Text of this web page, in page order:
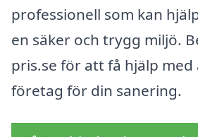
professionell som kan
en säker och trygg miljö.
pris.se för att få hjälp
företag för din sanering.